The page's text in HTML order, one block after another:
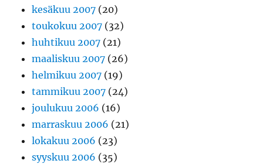
kesäkuu 2007 (20)
toukokuu 2007 (32)
huhtikuu 2007 (21)
maaliskuu 2007 (26)
helmikuu 2007 (19)
tammikuu 2007 (24)
joulukuu 2006 (16)
marraskuu 2006 (21)
lokakuu 2006 (23)
syyskuu 2006 (35)